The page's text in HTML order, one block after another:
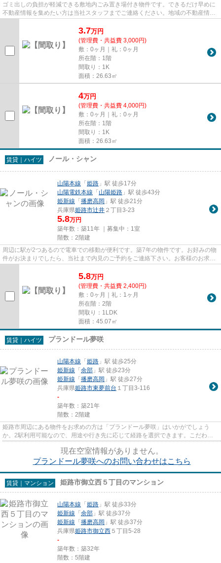
ゴミ出しの負担が軽減できる敷地内ごみ置き場付き物件です。できるだけ早めに
不動産情報を集めたい方は当社スタッフまでご連絡ください。地域の不動産情報
をいち早くお届けします。
3.7万円
(管理費・共益費 3,000円)
敷：0ヶ月｜礼：0ヶ月
所在階：1階
間取り：1K
面積：26.63㎡
4万円
(管理費・共益費 4,000円)
敷：0ヶ月｜礼：0ヶ月
所在階：1階
間取り：1K
面積：26.63㎡
賃貸｜ハイツ ノール・シャン
山陽本線 「姫路 」駅 徒歩17分
山陽電鉄本線 「山陽姫路 」駅 徒歩43分
姫新線 「播磨高岡 」駅 徒歩21分
兵庫県姫路市辻井 ２丁目3-23
5.8万円
築年数：築11年 ｜募集中： 1室
階数：2階建
周辺に駅が2つあるので電車での移動が便利です。築7年の物件です。お好みの物
件がお決まりでしたら、当社まで内見のご予約をご連絡下さい。お客様のお求め
の物件を見つけるお手伝いを...
5.8万円
(管理費・共益費 2,400円)
敷：0ヶ月｜礼：1ヶ月
所在階：2階
間取り：1LDK
面積：45.07㎡
賃貸｜ハイツ プランドール夢咲
山陽本線 「姫路 」駅 徒歩25分
姫新線 「余部 」駅 徒歩23分
姫新線 「播磨高岡 」駅 徒歩27分
兵庫県姫路市東夢前台 １丁目3-116
-
築年数：築21年
階数：2階建
姫路市周辺にある物件をお求めの方は「プランドール夢咲」はいかがでしょう
か。2駅利用可能なので、用途や行き先に応じて経路を選択できます。こだわり
条件、通風良好のシンプルな作り...
現在空室情報がありません。
プランドール夢咲へのお問い合わせはこちら
賃貸｜マンション 姫路市御立西５丁目のマンション
山陽本線 「姫路 」駅 徒歩33分
姫新線 「余部 」駅 徒歩37分
姫新線 「播磨高岡 」駅 徒歩37分
兵庫県姫路市御立西 ５丁目5-28
-
築年数：築32年
階数：5階建